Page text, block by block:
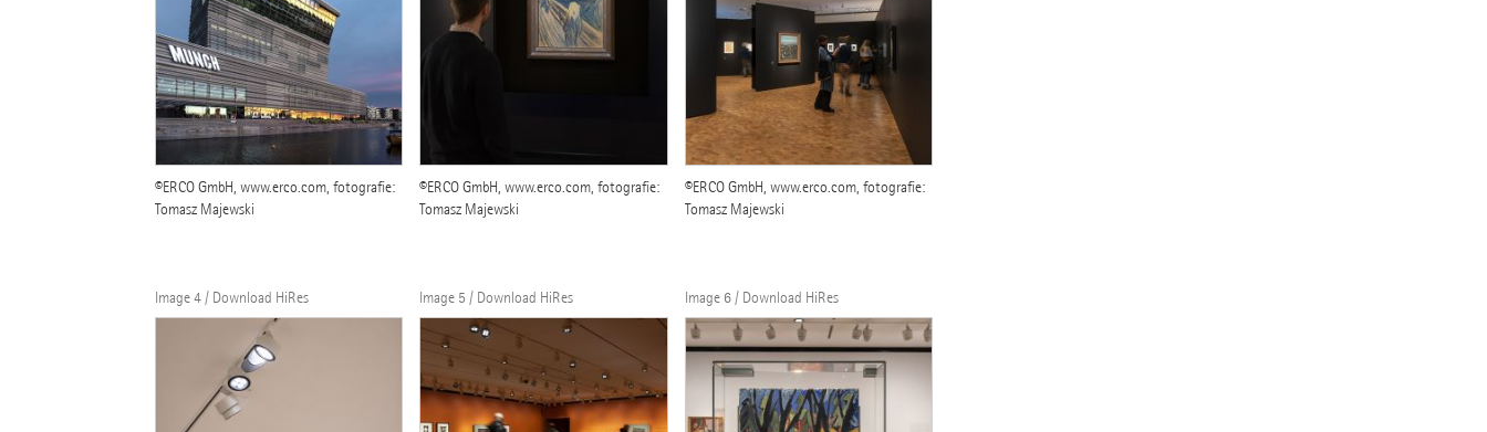
©ERCO GmbH, www.erco.com, fotografie:
Tomasz Majewski
©ERCO GmbH, www.erco.com, fotografie:
Tomasz Majewski
©ERCO GmbH, www.erco.com, fotografie:
Tomasz Majewski
Image 4 / Download HiRes Image 5 / Download HiRes Image 6 / Download HiRes